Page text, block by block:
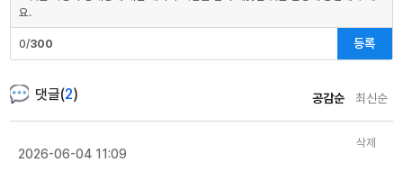
요.
0/300 등록
댓글(2) 공감순 최신순
2026-06-04 11:09
삭제